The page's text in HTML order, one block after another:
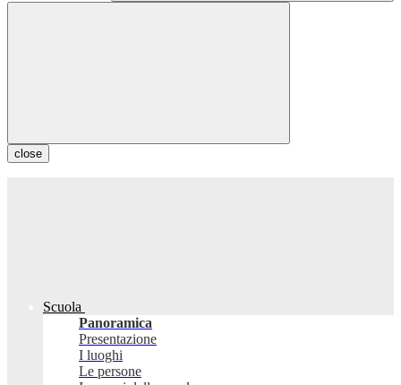
close
Scuola
Panoramica
Presentazione
I luoghi
Le persone